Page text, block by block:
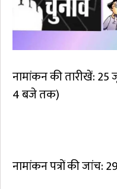
नामांकन की तारीखें:
4 बजे तक)
नामांकन पत्रों की जांच: